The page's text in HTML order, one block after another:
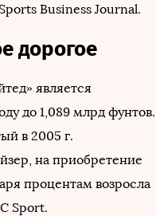
Business Journal.
дорогое
является
до 1,089 млрд фунтов.
в 2005 г.
на приобретение
процентам возросла
Sport.